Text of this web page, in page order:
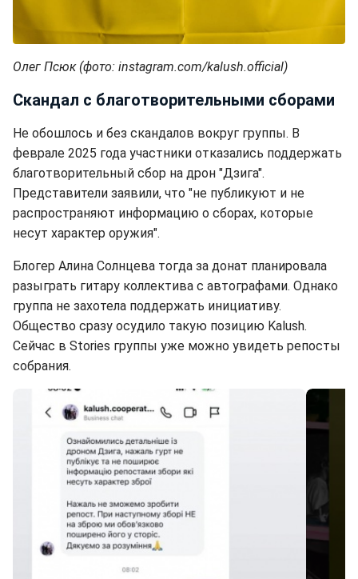
Олег Псюк (фото: instagram.com/kalush.official)
Скандал с благотворительными сборами
Не обошлось и без скандалов вокруг группы. В
феврале 2025 года участники отказались поддержать
благотворительный сбор на дрон "Дзига".
Представители заявили, что "не публикуют и не
распространяют информацию о сборах, которые
несут характер оружия".
Блогер Алина Солнцева тогда за донат планировала
разыграть гитару коллектива с автографами. Однако
группа не захотела поддержать инициативу.
Общество сразу осудило такую позицию Kalush.
Сейчас в Stories группы уже можно увидеть репосты
собрания.